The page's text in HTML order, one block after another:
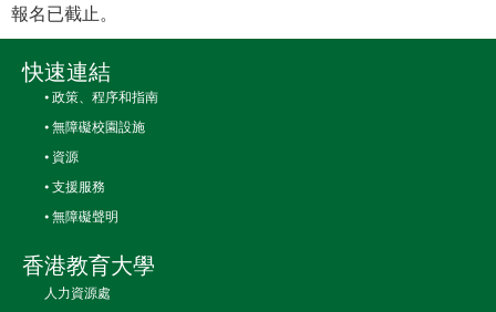
報名已截止。
快速連結
• 政策、程序和指南
• 無障礙校園設施
• 資源
• 支援服務
• 無障礙聲明
香港教育大學
人力資源處